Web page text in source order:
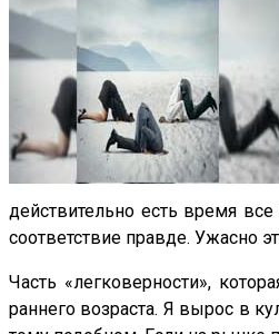
действительно есть время
соответствие правде. Ужасно
Часть «легковерности»,
раннего возраста. Я вырос в